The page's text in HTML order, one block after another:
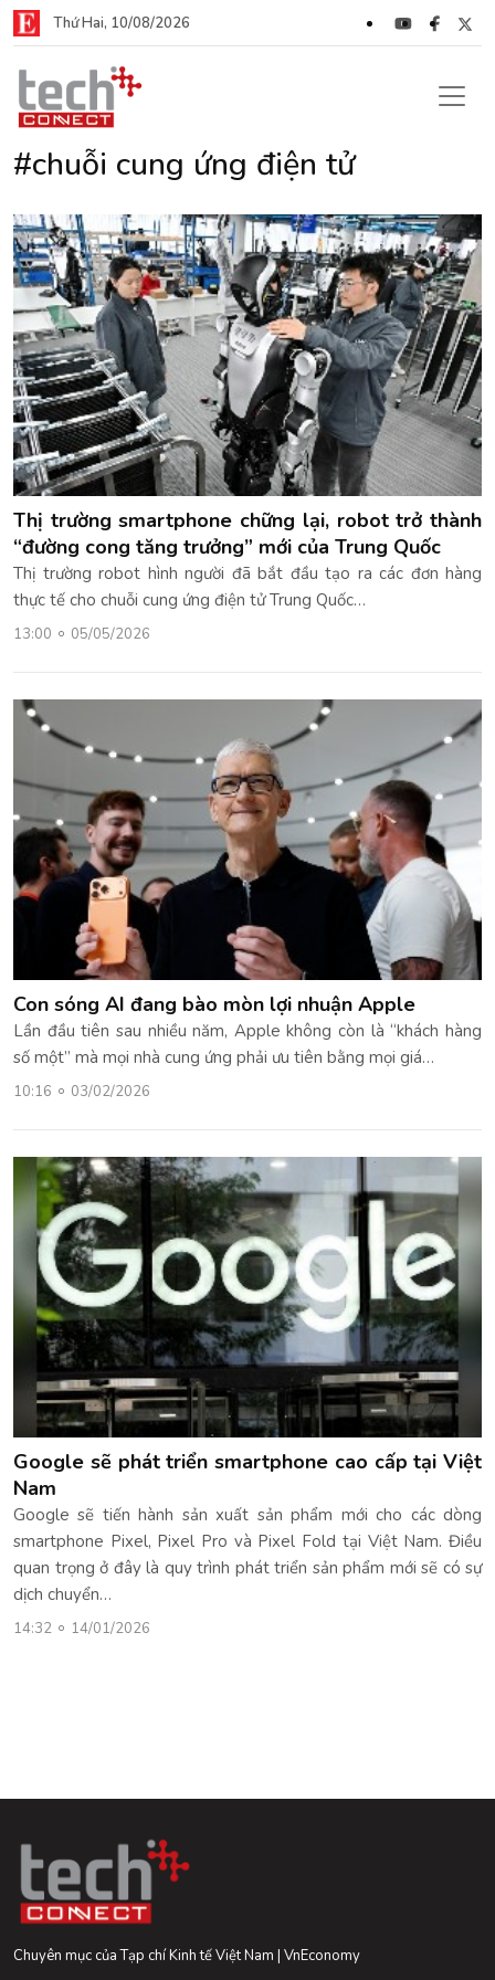
Thứ Hai, 10/08/2026
#chuỗi cung ứng điện tử
Thị trường smartphone chững lại, robot trở thành
“đường cong tăng trưởng” mới của Trung Quốc
Thị trường robot hình người đã bắt đầu tạo ra các đơn hàng
thực tế cho chuỗi cung ứng điện tử Trung Quốc…
13:00 05/05/2026
Con sóng AI đang bào mòn lợi nhuận Apple
Lần đầu tiên sau nhiều năm, Apple không còn là “khách hàng
số một” mà mọi nhà cung ứng phải ưu tiên bằng mọi giá…
10:16 03/02/2026
Google sẽ phát triển smartphone cao cấp tại Việt
Nam
Google sẽ tiến hành sản xuất sản phẩm mới cho các dòng
smartphone Pixel, Pixel Pro và Pixel Fold tại Việt Nam. Điều
quan trọng ở đây là quy trình phát triển sản phẩm mới sẽ có sự
dịch chuyển…
14:32 14/01/2026
Chuyên mục của Tạp chí Kinh tế Việt Nam | VnEconomy